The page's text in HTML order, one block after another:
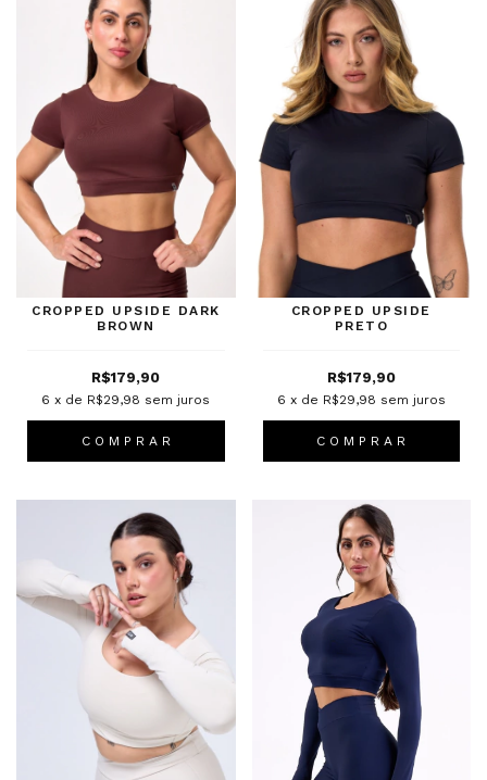
CROPPED UPSIDE DARK
BROWN
R$179,90
6 x de R$29,98 sem juros
C O M P R A R
CROPPED UPSIDE
PRETO
R$179,90
6 x de R$29,98 sem juros
C O M P R A R